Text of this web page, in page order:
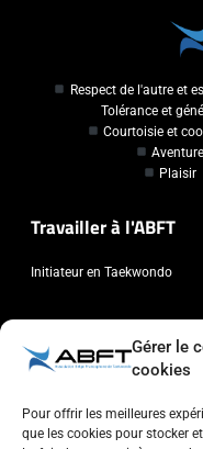
Gérer le
cookies
Pour offrir les meilleures
que les cookies pour stocker
Respect de l'autre et
Tolérance et
Courtoisie et
Aventure
Plaisir
Travailler à l'ABFT
Initiateur en Taekwondo
Contact
Association Belge
info@abft.be